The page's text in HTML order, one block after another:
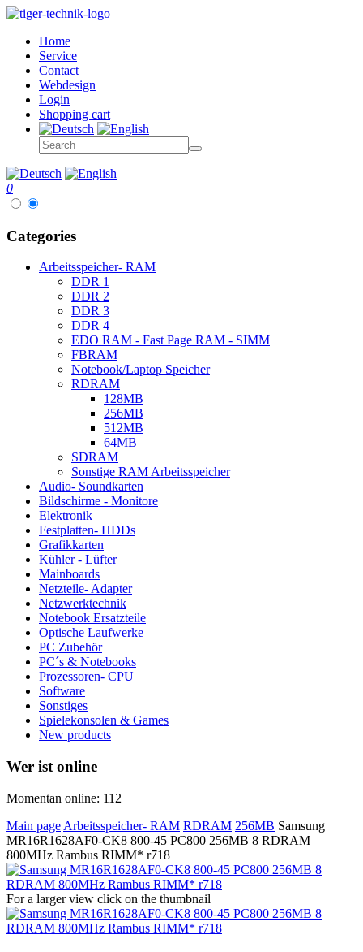
Home
Service
Contact
Webdesign
Login
Shopping cart
0
Categories
Arbeitsspeicher- RAM
DDR 1
DDR 2
DDR 3
DDR 4
EDO RAM - Fast Page RAM - SIMM
FBRAM
Notebook/Laptop Speicher
RDRAM
128MB
256MB
512MB
64MB
SDRAM
Sonstige RAM Arbeitsspeicher
Audio- Soundkarten
Bildschirme - Monitore
Elektronik
Festplatten- HDDs
Grafikkarten
Kühler - Lüfter
Mainboards
Netzteile- Adapter
Netzwerktechnik
Notebook Ersatzteile
Optische Laufwerke
PC Zubehör
PC´s & Notebooks
Prozessoren- CPU
Software
Sonstiges
Spielekonsolen & Games
New products
Wer ist online
Momentan online: 112
Main page Arbeitsspeicher- RAM RDRAM 256MB Samsung
MR16R1628AF0-CK8 800-45 PC800 256MB 8 RDRAM
800MHz Rambus RIMM* r718
For a larger view click on the thumbnail